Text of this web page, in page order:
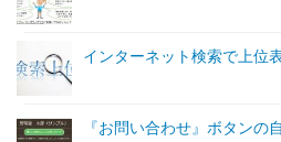
インターネット検索で上位
『お問い合わせ』ボタンの